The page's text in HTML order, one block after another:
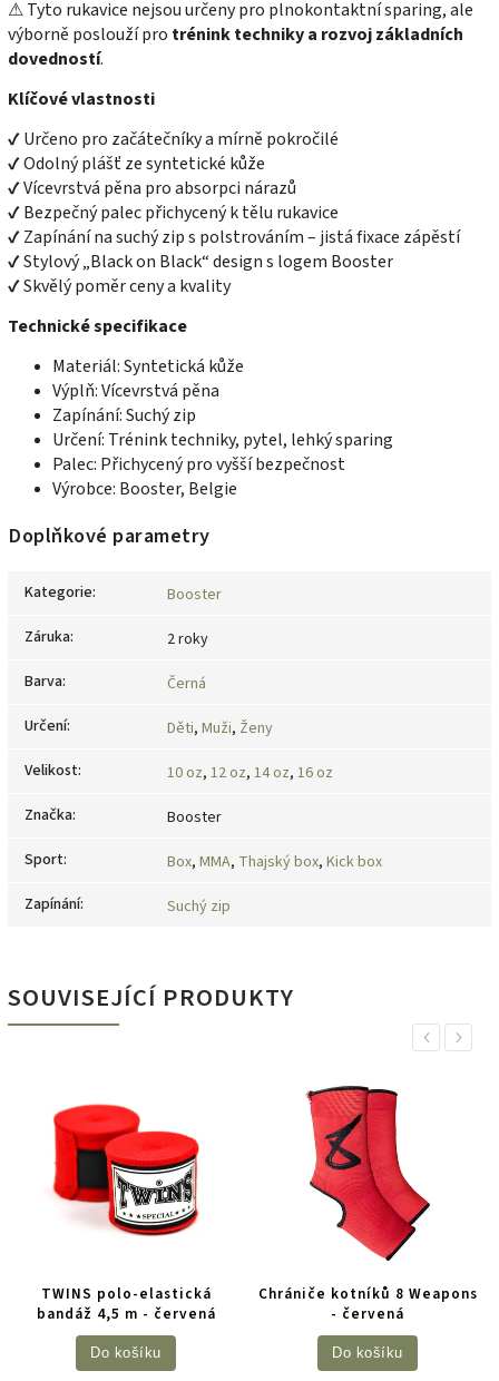
⚠ Tyto rukavice nejsou určeny pro plnokontaktní sparing, ale
výborně poslouží pro trénink techniky a rozvoj základních
dovedností.
Klíčové vlastnosti
✔ Určeno pro začátečníky a mírně pokročilé
✔ Odolný plášť ze syntetické kůže
✔ Vícevrstvá pěna pro absorpci nárazů
✔ Bezpečný palec přichycený k tělu rukavice
✔ Zapínání na suchý zip s polstrováním – jistá fixace zápěstí
✔ Stylový „Black on Black“ design s logem Booster
✔ Skvělý poměr ceny a kvality
Technické specifikace
Materiál: Syntetická kůže
Výplň: Vícevrstvá pěna
Zapínání: Suchý zip
Určení: Trénink techniky, pytel, lehký sparing
Palec: Přichycený pro vyšší bezpečnost
Výrobce: Booster, Belgie
Doplňkové parametry
Kategorie:
Booster
Záruka:
2 roky
Barva:
Černá
Určení: Děti, Muži, Ženy
Velikost: 10 oz, 12 oz, 14 oz, 16 oz
Značka:
Booster
Sport: Box, MMA, Thajský box, Kick box
Zapínání: Suchý zip
SOUVISEJÍCÍ PRODUKTY
Previous
TWINS polo-elastická
bandáž 4,5 m - červená
Do košíku
Chrániče kotníků 8 Weapons
- červená
Do košíku
Next